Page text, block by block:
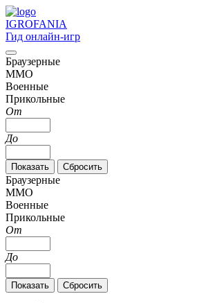
IGROFANIA
Гид онлайн-игр
Браузерные
MMO
Военные
Прикольные
От
До
Браузерные
MMO
Военные
Прикольные
От
До